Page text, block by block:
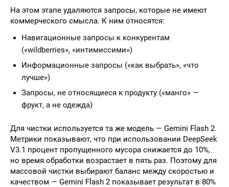
На этом этапе удаляются запросы, которые не имеют
коммерческого смысла. К ним относятся:
Навигационные запросы к конкурентам
(«wildberries», «интимиссими»)
Информационные запросы («как выбрать», «что
лучше»)
Запросы, не относящиеся к продукту («манго» —
фрукт, а не одежда)
Для чистки используется та же модель — Gemini Flash 2.
Метрики показывают, что при использовании DeepSeek
V3.1 процент пропущенного мусора снижается до 10%,
но время обработки возрастает в пять раз. Поэтому для
массовой чистки выбирают баланс между скоростью и
качеством — Gemini Flash 2 показывает результат в 80%